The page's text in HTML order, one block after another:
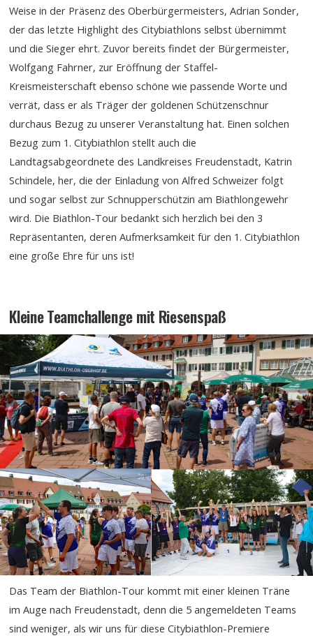
Weise in der Präsenz des Oberbürgermeisters, Adrian Sonder,
der das letzte Highlight des Citybiathlons selbst übernimmt
und die Sieger ehrt. Zuvor bereits findet der Bürgermeister,
Wolfgang Fahrner, zur Eröffnung der Staffel-
Kreismeisterschaft ebenso schöne wie passende Worte und
verrät, dass er als Träger der goldenen Schützenschnur
durchaus Bezug zu unserer Veranstaltung hat. Einen solchen
Bezug zum 1. Citybiathlon stellt auch die
Landtagsabgeordnete des Landkreises Freudenstadt, Katrin
Schindele, her, die der Einladung von Alfred Schweizer folgt
und sogar selbst zur Schnupperschützin am Biathlongewehr
wird. Die Biathlon-Tour bedankt sich herzlich bei den 3
Repräsentanten, deren Aufmerksamkeit für den 1. Citybiathlon
eine große Ehre für uns ist!
Kleine Teamchallenge mit Riesenspaß
Das Team der Biathlon-Tour kommt mit einer kleinen Träne
im Auge nach Freudenstadt, denn die 5 angemeldeten Teams
sind weniger, als wir uns für diese Citybiathlon-Premiere